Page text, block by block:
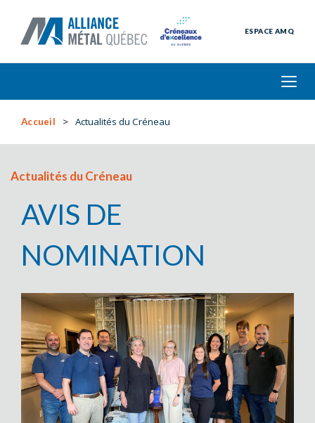
ESPACE AMQ
Accueil Actualités du Créneau
Actualités du Créneau
AVIS DE
NOMINATION